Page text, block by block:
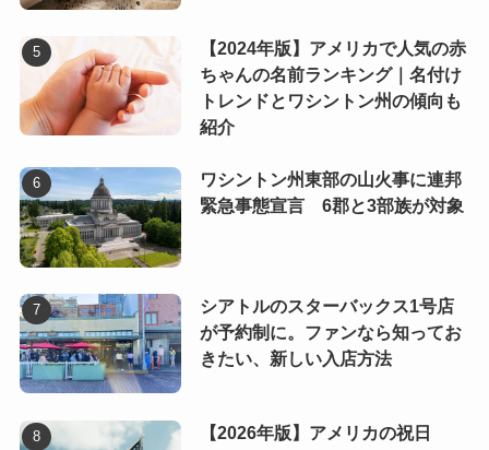
【2024年版】アメリカで人気の赤
ちゃんの名前ランキング｜名付け
トレンドとワシントン州の傾向も
紹介
ワシントン州東部の山火事に連邦
緊急事態宣言 6郡と3部族が対象
シアトルのスターバックス1号店
が予約制に。ファンなら知ってお
きたい、新しい入店方法
【2026年版】アメリカの祝日